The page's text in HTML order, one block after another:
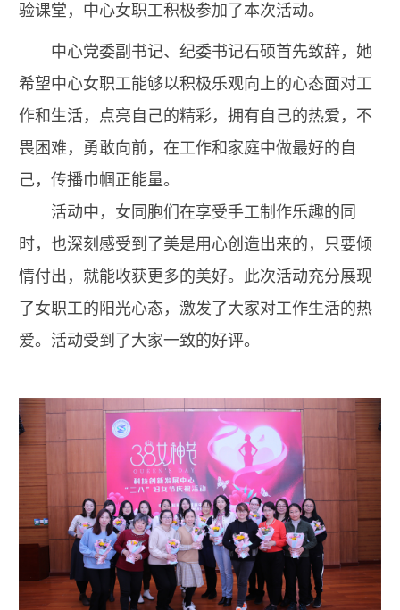
验课堂，中心女职工积极参加了本次活动。
中心党委副书记、纪委书记石硕首先致辞，她
希望中心女职工能够以积极乐观向上的心态面对工
作和生活，点亮自己的精彩，拥有自己的热爱，不
畏困难，勇敢向前，在工作和家庭中做最好的自
己，传播巾帼正能量。
活动中，女同胞们在享受手工制作乐趣的同
时，也深刻感受到了美是用心创造出来的，只要倾
情付出，就能收获更多的美好。此次活动充分展现
了女职工的阳光心态，激发了大家对工作生活的热
爱。活动受到了大家一致的好评。